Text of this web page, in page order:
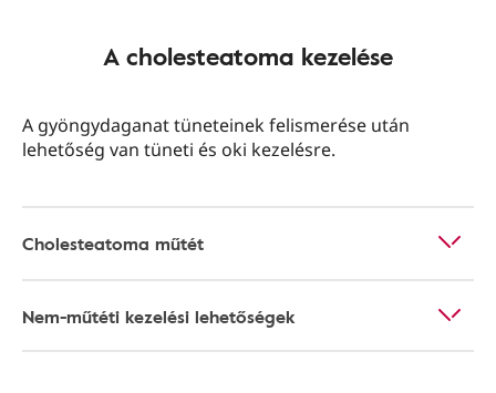
A cholesteatoma kezelése
A gyöngydaganat tüneteinek felismerése után
lehetőség van tüneti és oki kezelésre.
Cholesteatoma műtét
Nem-műtéti kezelési lehetőségek